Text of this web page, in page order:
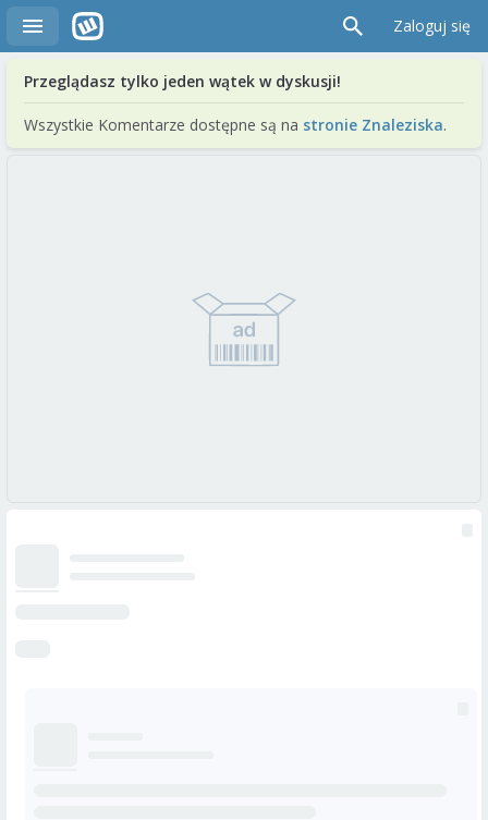
Zaloguj się
Przeglądasz tylko jeden wątek w dyskusji!
Wszystkie Komentarze dostępne są na stronie Znaleziska.